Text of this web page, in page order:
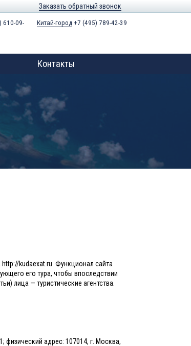
Заказать обратный звонок
610-09-
Китай-город+7 (495) 789-42-39
Контакты
kudaexat.ru. Функционал сайта
его тура, чтобы впоследствии
лица — туристические агентства.
физический адрес: 107014, г. Москва,